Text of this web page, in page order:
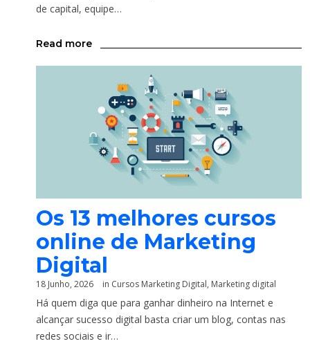
de capital, equipe…
Read more
Os 13 melhores cursos
online de Marketing
Digital
18 Junho, 2026 in Cursos Marketing Digital, Marketing digital
Há quem diga que para ganhar dinheiro na Internet e
alcançar sucesso digital basta criar um blog, contas nas
redes sociais e ir…